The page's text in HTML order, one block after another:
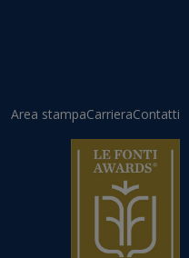
Area stampaCarrieraContatti